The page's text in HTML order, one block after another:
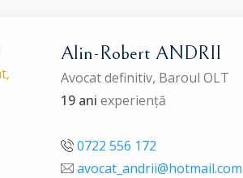
Alin-Robert ANDRII
Avocat definitiv, Baroul OLT
19 ani experiență
0722 556 172
avocat_andrii@hotmail.com